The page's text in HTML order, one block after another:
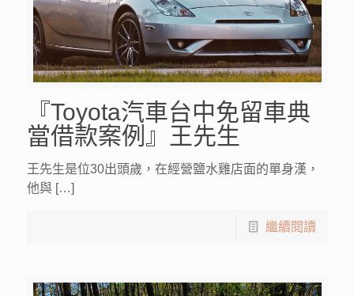
『Toyota汽車台中免留車典
當借款案例』王先生
王先生是位30出頭歲，在經營鹽水雞店面的單身漢，
他與 […]
繼續閱讀